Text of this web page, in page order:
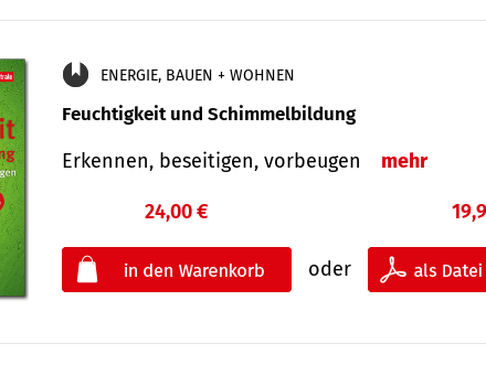
ENERGIE, BAUEN + WOHNEN
Feuchtigkeit und Schimmelbildung
Erkennen, beseitigen, vorbeugen mehr
24,00 €
oder